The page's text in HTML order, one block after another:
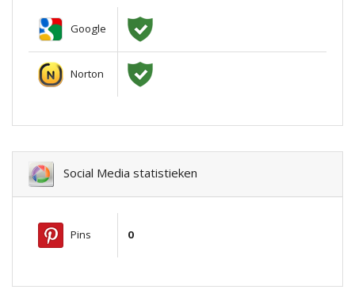
Google
Norton
Social Media statistieken
Pins 0